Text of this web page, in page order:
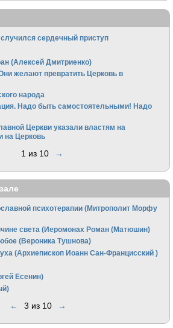
сердечный приступ
(Алексей Дмитриенко)
желают превратить Церковь в
народа
Надо быть самостоятельными! Надо
Церкви указали властям на
на Церковь
1 из 10 →
психотерапии (Митрополит Морфу
света (Иеромонах Роман (Матюшин)
(Вероника Тушнова)
(Архиепископ Иоанн Сан-Францисский )
Есенин)
← 3 из 10 →